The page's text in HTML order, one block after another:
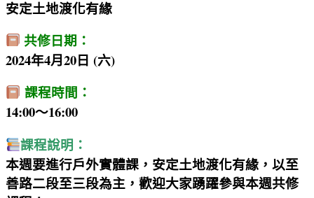
安定土地渡化有緣
共修日期：
2024年4月20日 (六)
課程時間：
14:00～16:00
課程說明：
本週要進行戶外實體課，安定土地渡化有緣，以至
善路二段至三段為主，歡迎大家踴躍參與本週共修